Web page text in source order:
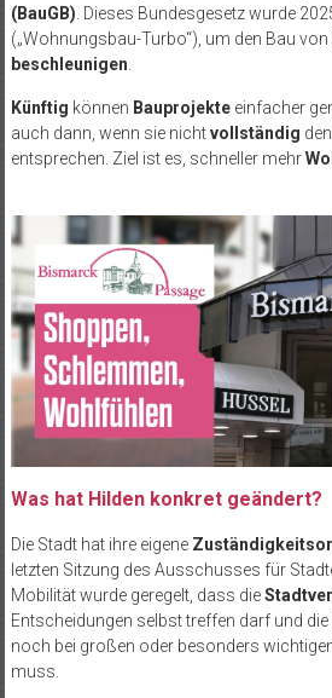
(BauGB). Dieses Bundesgesetz wurde
(„Wohnungsbau-Turbo“), um den Bau von
beschleunigen.
Künftig können Bauprojekteeinfacher
auch dann, wenn sie nichtvollständig
entsprechen. Ziel ist es, schneller mehr
Was hat Hilden konkret geändert?
Die Stadt hat ihre eigene
letzten Sitzung des Ausschusses für
Mobilität wurde geregelt, dass die
Entscheidungen selbst treffen darf und die
noch bei großen oder besonders
muss.